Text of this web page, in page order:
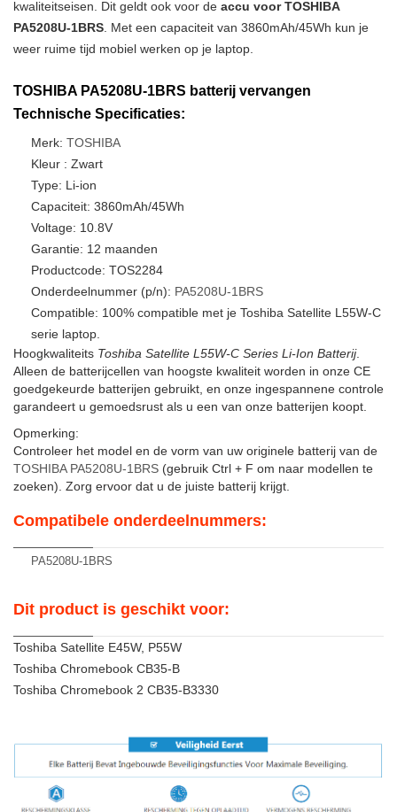
kwaliteitseisen. Dit geldt ook voor de accu voor TOSHIBA
PA5208U-1BRS . Met een capaciteit van 3860mAh/45Wh kun je
weer ruime tijd mobiel werken op je laptop.
TOSHIBA PA5208U-1BRS batterij vervangen
Technische Specificaties:
Merk: TOSHIBA
Kleur : Zwart
Type: Li-ion
Capaciteit: 3860mAh/45Wh
Voltage: 10.8V
Garantie: 12 maanden
Productcode: TOS2284
Onderdeelnummer (p/n): PA5208U-1BRS
Compatible: 100% compatible met je Toshiba Satellite L55W-C
serie laptop.
Hoogkwaliteits Toshiba Satellite L55W-C Series Li-Ion Batterij.
Alleen de batterijcellen van hoogste kwaliteit worden in onze CE
goedgekeurde batterijen gebruikt, en onze ingespannene controle
garandeert u gemoedsrust als u een van onze batterijen koopt.
Opmerking:
Controleer het model en de vorm van uw originele batterij van de
TOSHIBA PA5208U-1BRS (gebruik Ctrl + F om naar modellen te
zoeken). Zorg ervoor dat u de juiste batterij krijgt.
Compatibele onderdeelnummers:
PA5208U-1BRS
Dit product is geschikt voor:
Toshiba Satellite E45W, P55W
Toshiba Chromebook CB35-B
Toshiba Chromebook 2 CB35-B3330